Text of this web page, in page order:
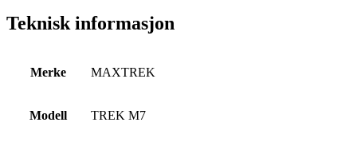
Teknisk informasjon
Merke MAXTREK
Modell TREK M7